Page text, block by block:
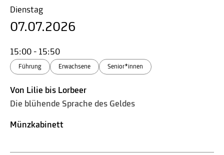
Dienstag
07.07.2026
15:00 - 15:50
Führung Erwachsene Senior*innen
Von Lilie bis Lorbeer
Die blühende Sprache des Geldes
Münzkabinett